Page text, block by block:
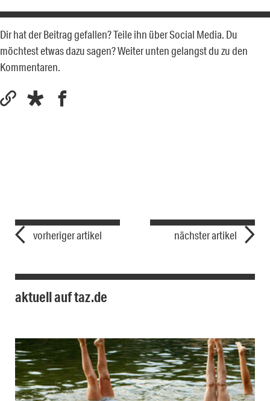
Dir hat der Beitrag gefallen? Teile ihn über Social Media. Du
möchtest etwas dazu sagen? Weiter unten gelangst du zu den
Kommentaren.
vorheriger artikel nächster artikel
aktuell auf taz.de